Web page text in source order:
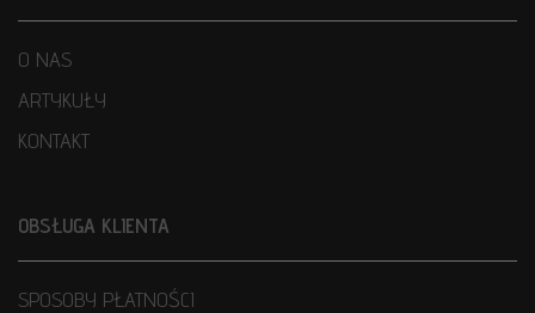
O NAS
ARTYKUŁY
KONTAKT
OBSŁUGA KLIENTA
SPOSOBY PŁATNOŚCI